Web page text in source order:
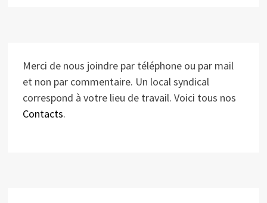
Merci de nous joindre par téléphone ou par mail
et non par commentaire. Un local syndical
correspond à votre lieu de travail. Voici tous nos
Contacts.